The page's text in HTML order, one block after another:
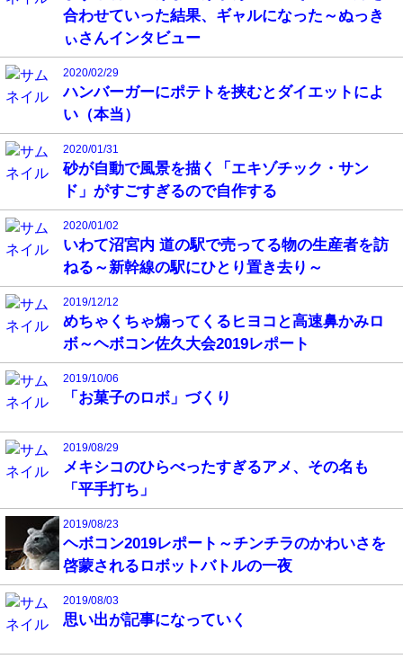
合わせていった結果、ギャルになった～ぬっき
ぃさんインタビュー
2020/02/29
ハンバーガーにポテトを挟むとダイエットによ
い（本当）
2020/01/31
砂が自動で風景を描く「エキゾチック・サン
ド」がすごすぎるので自作する
2020/01/02
いわて沼宮内 道の駅で売ってる物の生産者を訪
ねる～新幹線の駅にひとり置き去り～
2019/12/12
めちゃくちゃ煽ってくるヒヨコと高速鼻かみロ
ボ～ヘボコン佐久大会2019レポート
2019/10/06
「お菓子のロボ」づくり
2019/08/29
メキシコのひらべったすぎるアメ、その名も
「平手打ち」
2019/08/23
ヘボコン2019レポート～チンチラのかわいさを
啓蒙されるロボットバトルの一夜
2019/08/03
思い出が記事になっていく